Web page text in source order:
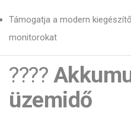
Támogatja a modern
monitorokat
????
üzemidő